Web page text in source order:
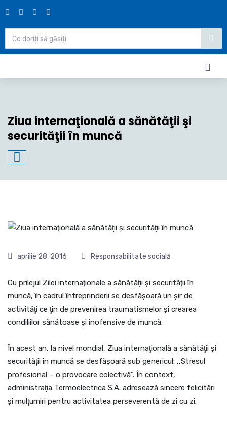
Ziua internaţională a sănătăţii şi
securităţii în muncă
aprilie 28, 2016 Responsabilitate socială
Cu prilejul Zilei internaţionale a sănătăţii şi securităţii în
muncă, în cadrul întreprinderii se desfăşoară un şir de
activităţi ce ţin de prevenirea traumatismelor şi crearea
condiliilor sănătoase şi inofensive de muncă.
În acest an, la nivel mondial, Ziua internaţională a sănătăţii şi
securităţii în muncă se desfăşoară sub genericul: ,,Stresul
profesional – o provocare colectivă”. În context,
administraţia Termoelectrica S.A. adresează sincere felicitări
şi mulţumiri pentru activitatea perseverentă de zi cu zi.